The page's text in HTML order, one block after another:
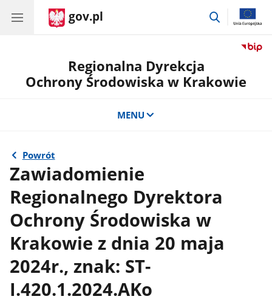
gov.pl
przejdź
Regionalna Dyrekcja
Ochrony Środowiska w Krakowie
MENU
Powrót
Zawiadomienie
Regionalnego Dyrektora
Ochrony Środowiska w
Krakowie z dnia 20 maja
2024r., znak: ST-
I.420.1.2024.AKo